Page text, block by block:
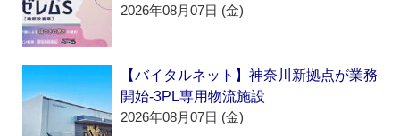
2026年08月07日 (金)
【バイタルネット】神奈川新拠点が業務
開始‐3PL専用物流施設
2026年08月07日 (金)